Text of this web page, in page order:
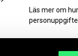
Läs mer om